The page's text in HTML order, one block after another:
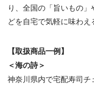
り、全国の「旨いもの
どを自宅で気軽に味わえ
【取扱商品一例】
＜海の詩＞
神奈川県内で宅配寿司